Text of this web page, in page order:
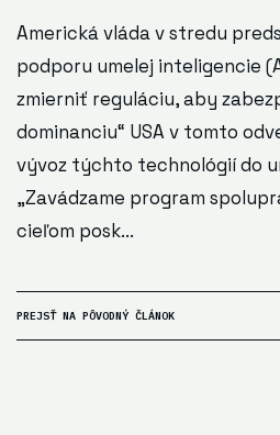
Americká vláda v stredu
podporu umelej inteligencie
zmierniť reguláciu, aby
dominanciu“ USA v tomto
vývoz týchto technológií do
„Zavádzame program
cieľom posk...
PREJSŤ NA PÔVODNÝ ČLÁNOK